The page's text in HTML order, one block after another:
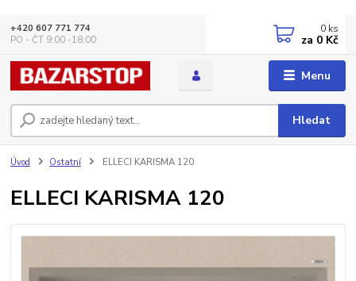
Menu
Hledat
+420 607 771 774
PO - ČT 9:00 -18:00
0 ks
za 0 Kč
Úvod Ostatní ELLECI KARISMA 120
ELLECI KARISMA 120